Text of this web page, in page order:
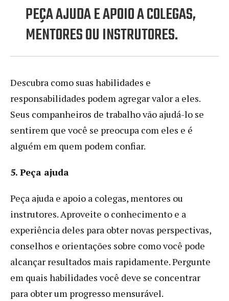
PEÇA AJUDA E APOIO A COLEGAS,
MENTORES OU INSTRUTORES.
Descubra como suas habilidades e
responsabilidades podem agregar valor a eles.
Seus companheiros de trabalho vão ajudá-lo se
sentirem que você se preocupa com eles e é
alguém em quem podem confiar.
5. Peça ajuda
Peça ajuda e apoio a colegas, mentores ou
instrutores. Aproveite o conhecimento e a
experiência deles para obter novas perspectivas,
conselhos e orientações sobre como você pode
alcançar resultados mais rapidamente. Pergunte
em quais habilidades você deve se concentrar
para obter um progresso mensurável.